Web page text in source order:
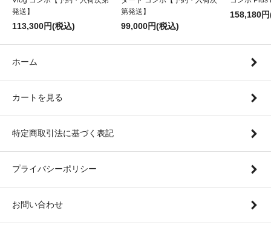
発送】
113,300円(税込)
第発送】
99,000円(税込)
158,180
ホーム
カートを見る
特定商取引法に基づく表記
プライバシーポリシー
お問い合わせ